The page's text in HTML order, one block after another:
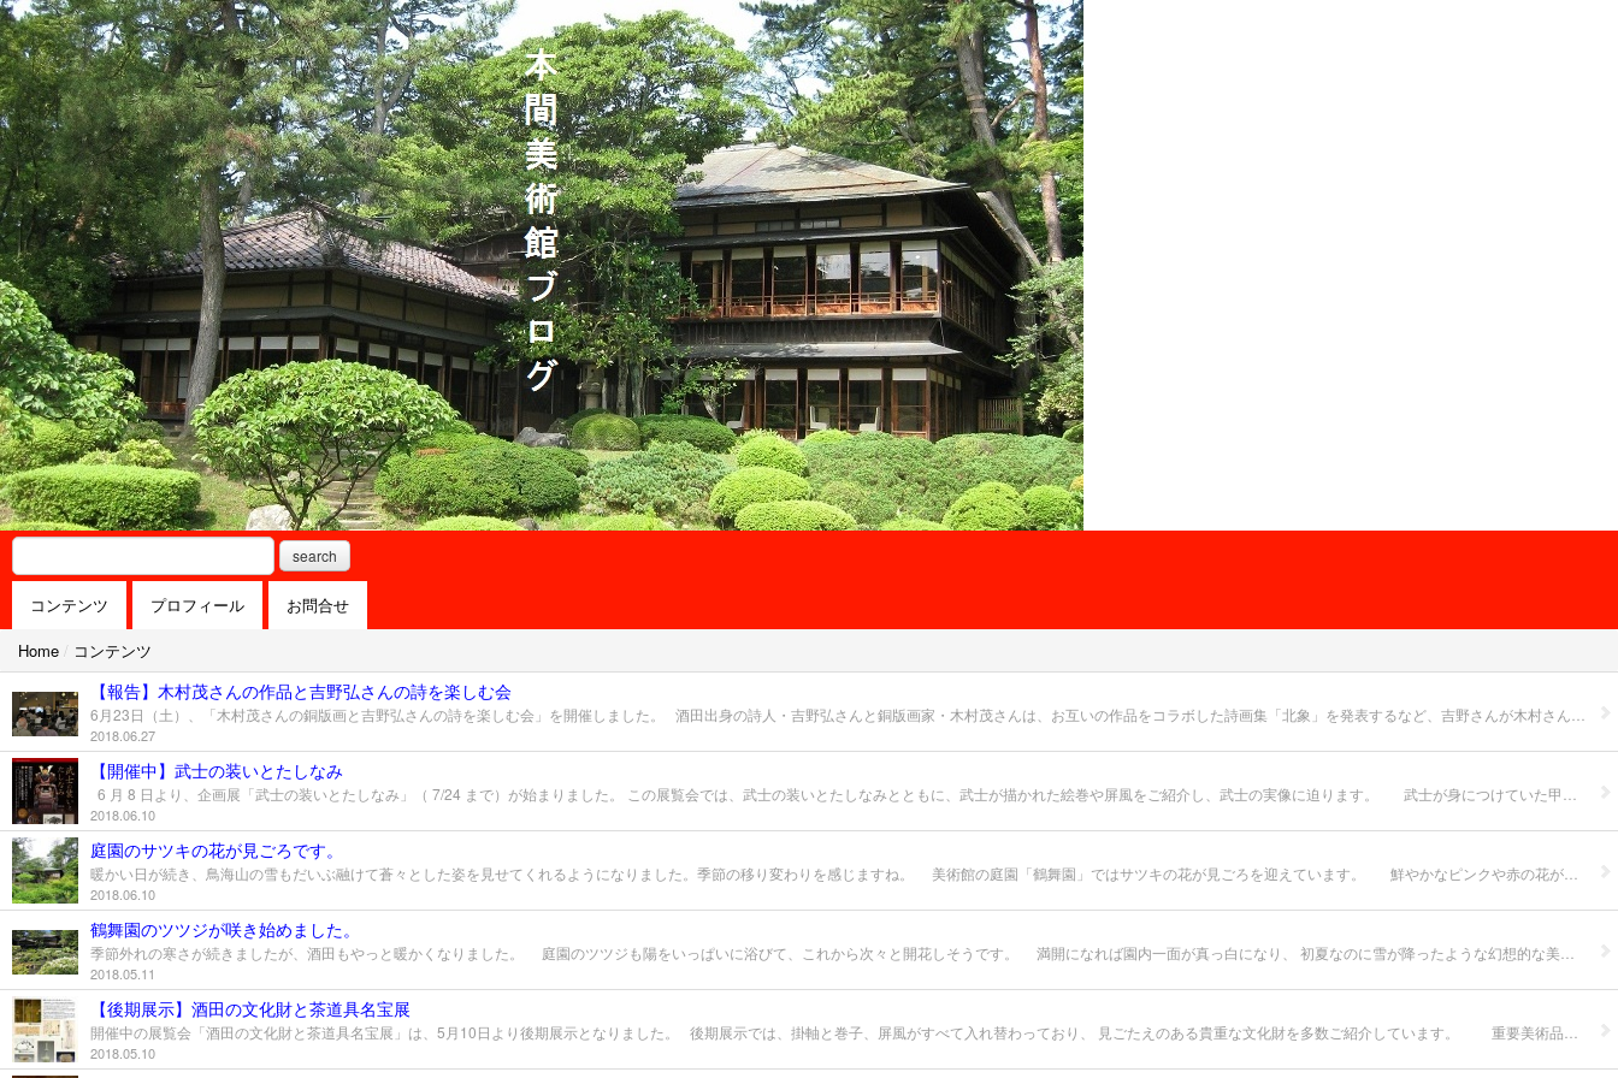
search
コンテンツ プロフィール
お問合せ
Home / コンテンツ
【報告】木村茂さんの作品と吉野弘さんの詩を楽しむ会
2018.06.27
【開催中】武士の装いとたしなみ
2018.06.10
庭園のサツキの花が見ごろです。
2018.06.10
鶴舞園のツツジが咲き始めました。
2018.05.11
【後期展示】酒田の文化財と茶道具名宝展
2018.05.10